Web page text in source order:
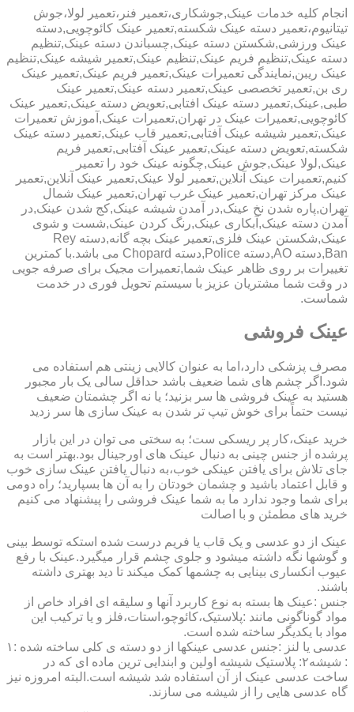
انجام کلیه خدمات عینک,جوشکاری،تعمیر فنر،تعمیر لولا،جوش
تیتانیوم،تعمیر دسته عینک شکسته,تعمیر عینک کائوچویی,دسته
عینک ورزشی,شکستن دسته عینک,چسباندن دسته عینک,تنظیم
دسته عینک,تنظیم فریم عینک,تنظیم عینک,تعمیر شیشه عینک,تنظیم
عینک ریبن,نمایندگی تعمیرات عینک,تعمیر فریم عینک,تعمیر عینک
ری بن,تعمیر تخصصی عینک,تعمیر دسته عینک,تعمیر عینک
طبی,عینک,تعمیر دسته عینک افتابی,تعویض دسته عینک,تعمیر عینک
کائوچویی,تعمیرات عینک در تهران,تعمیرات عینک,آموزش تعمیرات
عینک,تعمیر شیشه عینک آفتابی,تعمیر قاب عینک,تعمیر دسته عینک
شکسته,تعویض دسته عینک,تعمیر عینک آفتابی,تعمیر فریم
عینک,لولا عینک,جوش عینک,چگونه عینک خود را تعمیر
کنیم,تعمیرات عینک آنلاین,تعمیر لولا عینک,تعمیر عینک آنلاین,تعمیر
عینک مرکز تهران,تعمیر عینک غرب تهران,تعمیر عینک شمال
تهران,پاره شدن نخ عینک,در آمدن شیشه عینک,کج شدن عینک,در
آمدن دسته عینک,آبکاری عینک,رنگ کردن عینک,شست و شوی
عینک,شکستن عینک فلزی,تعمیر عینک بچه گانه,دسته Rey
Ban,دسته AO,دسته Police,دسته Chopard می باشد.با کمترین
تغییرات بر روی ظاهر عینک شما,تعمیرات مجیک برای صرفه جویی
در وقت شما مشتریان عزیز با سیستم تحویل فوری در خدمت
شماست.
عینک فروشی
مصرف پزشکی دارد،اما به عنوان کالایی زینتی هم استفاده می
شود.اگر چشم های شما ضعیف باشد حداقل سالی یک بار مجبور
هستید به عینک فروشی ها سر بزنید؛ یا نه اگر چشمتان ضعیف
نیست حتماً برای خوش تیپ تر شدن به عینک سازی ها سر زدید
خرید عینک،کار پر ریسکی ست؛ به سختی می توان در این بازار
پرشده از جنس چینی به دنبال عینک های اورجینال بود.بهتر است به
جای تلاش برای یافتن عینکی خوب،به دنبال یافتن عینک سازی خوب
و قابل اعتماد باشید و چشمان خودتان را به آن ها بسپارید؛ راه دومی
برای شما وجود ندارد ما به شما عینک فروشی را پیشنهاد می کنیم
خرید های مطمئن و با اصالت
عینک از دو عدسی و یک قاب یا فریم درست شده استکه توسط بینی
و گوشها نگه داشته میشود و جلوی چشم قرار میگیرد.عینک با رفع
عیوب انکساری بینایی به چشمها کمک میکند تا دید بهتری داشته
باشند.
جنس :عینک ها بسته به نوع کاربرد آنها و سلیقه ای افراد خاص از
مواد گوناگونی مانند :پلاستیک،کائوچو،استات،فلز و یا ترکیب این
مواد با یکدیگر ساخته شده است.
عدسی یا لنز :جنس عدسی عینکها از دو دسته ی کلی ساخته شده :۱
: شیشه۲: پلاستیک شیشه اولین و ابندایی ترین ماده ای که در
ساخت عدسی عینک از آن استفاده شد شیشه است.البته امروزه نیز
گاه عدسی هایی را از شیشه می سازند.